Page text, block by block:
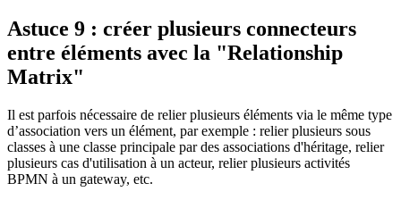
Astuce 9 : créer plusieurs connecteurs
entre éléments avec la "Relationship
Matrix"
Il est parfois nécessaire de relier plusieurs éléments via le même type
d’association vers un élément, par exemple : relier plusieurs sous
classes à une classe principale par des associations d'héritage, relier
plusieurs cas d'utilisation à un acteur, relier plusieurs activités
BPMN à un gateway, etc.